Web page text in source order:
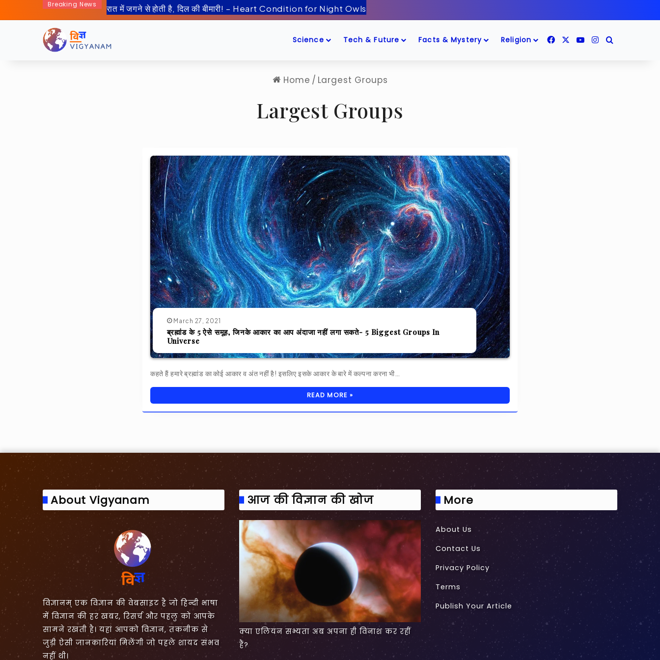
Breaking News
Science Tech & Future Facts & Mystery Religion FacebookYouTubeInstagram
Home / Largest Groups
Largest Groups
March 27, 2021
ब्रह्मांड के 5 ऐसे समूह, जिनके आकार का आप अंदाजा नहीं लगा सकते- 5 Biggest Groups In
Universe
कहते हैं हमारे ब्रह्मांड का कोई आकार व अंत नहीं है! इसलिए इसके आकार के बारे में कल्पना करना भी…
READ MORE »
About Vigyanam
विज्ञानम् एक विज्ञान की वेबसाइट है जो हिन्दी भाषा
में विज्ञान की हर खबर, रिसर्च और पहलु को आपके
सामने रखती है। यहां आपको विज्ञान, तकनीक से
जुड़ी ऐसी जानकारियां मिलेंगी जो पहले शायद संभव
नहीं थी।
आज की विज्ञान की खोज
क्या एलियन सभ्यता अब अपना ही विनाश कर रहीं
हैं?
More
About Us
Contact Us
Privacy Policy
Terms
Publish Your Article